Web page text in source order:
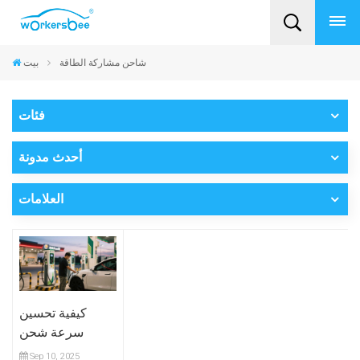
بيت شاحن مشاركة الطاقة
فئات
أحدث مدونة
العلامات
كيفية تحسين
سرعة شحن
السيارات
Sep 10, 2025